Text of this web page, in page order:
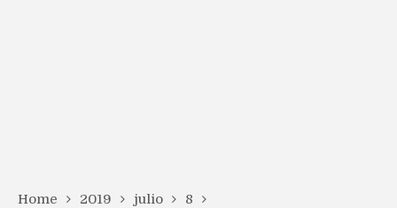
Home 2019 julio
8